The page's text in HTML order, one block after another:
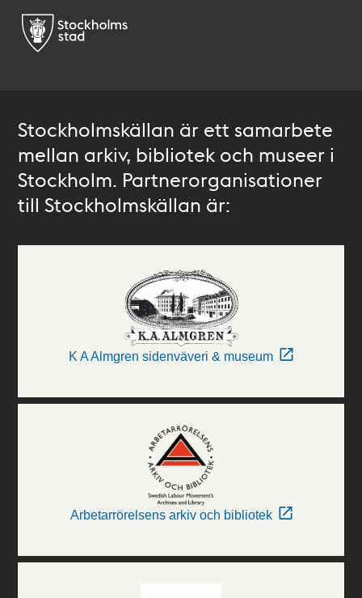
Stockholmskällan är ett samarbete
mellan arkiv, bibliotek och museer i
Stockholm. Partnerorganisationer
till Stockholmskällan är:
K A Almgren sidenväveri & museum
Arbetarrörelsens arkiv och bibliotek